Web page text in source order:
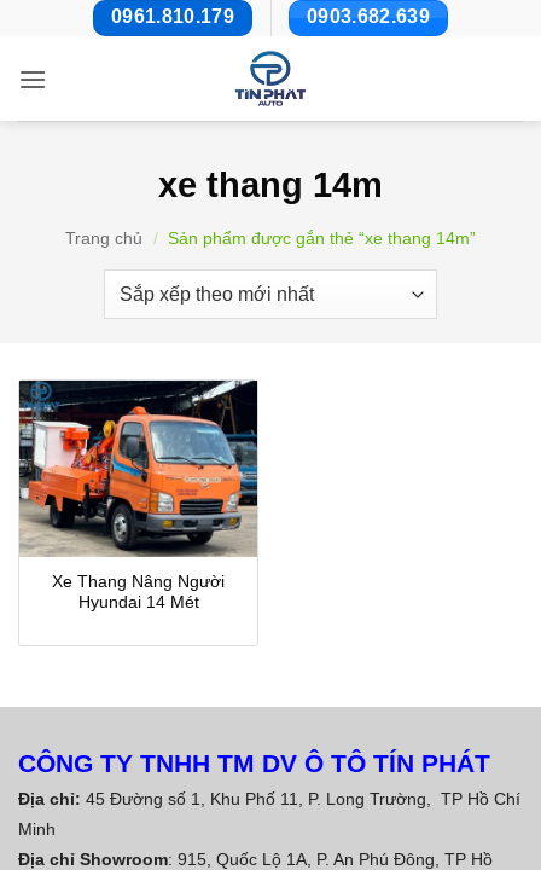
nội
0961.810.179 0903.682.639
xe thang 14m
Trang chủ / Sản phẩm được gắn thẻ “xe thang 14m”
Xe Thang Nâng Người
Hyundai 14 Mét
CÔNG TY TNHH TM DV Ô TÔ TÍN PHÁT
Địa chỉ: 45 Đường số 1, Khu Phố 11, P. Long Trường, TP Hồ Chí
Minh
Địa chỉ Showroom: 915, Quốc Lộ 1A, P. An Phú Đông, TP Hồ